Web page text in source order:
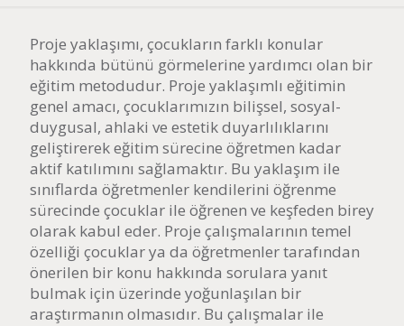
Proje yaklaşımı, çocukların farklı konular
hakkında bütünü görmelerine yardımcı olan bir
eğitim metodudur. Proje yaklaşımlı eğitimin
genel amacı, çocuklarımızın bilişsel, sosyal-
duygusal, ahlaki ve estetik duyarlılıklarını
geliştirerek eğitim sürecine öğretmen kadar
aktif katılımını sağlamaktır. Bu yaklaşım ile
sınıflarda öğretmenler kendilerini öğrenme
sürecinde çocuklar ile öğrenen ve keşfeden birey
olarak kabul eder. Proje çalışmalarının temel
özelliği çocuklar ya da öğretmenler tarafından
önerilen bir konu hakkında sorulara yanıt
bulmak için üzerinde yoğunlaşılan bir
araştırmanın olmasıdır. Bu çalışmalar ile